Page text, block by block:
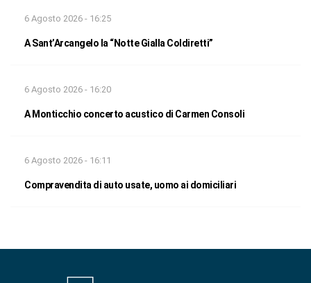
6 Agosto 2026 - 16:25
A Sant’Arcangelo la “Notte Gialla Coldiretti”
6 Agosto 2026 - 16:20
A Monticchio concerto acustico di Carmen Consoli
6 Agosto 2026 - 16:11
Compravendita di auto usate, uomo ai domiciliari